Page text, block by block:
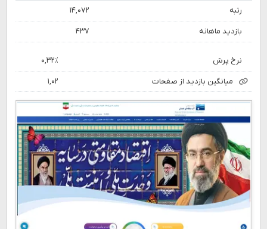
رتبه ۱۴,۰۷۲
بازدید ماهانه ۴۳۷
نرخ پرش ۰,۳۲٪
میانگین بازدید از صفحات ۱,۰۲